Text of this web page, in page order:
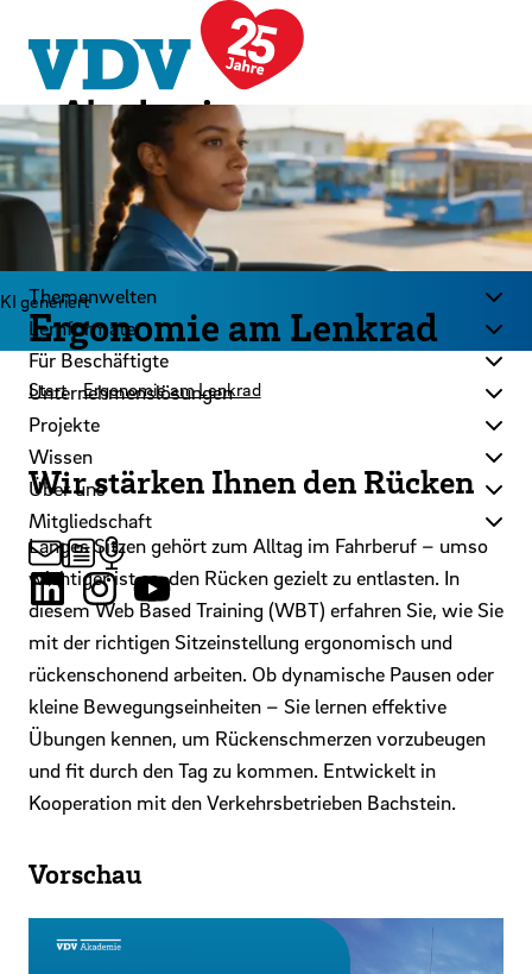
Zum Hauptinhalt der Seite springen
Zur Startseite navigieren
Themenwelten
Lernformate
Für Beschäftigte
Unternehmenslösungen
Projekte
Wissen
Über uns
Mitgliedschaft
KI generiert
Ergonomie am Lenkrad
Start Ergonomie am Lenkrad
Wir stärken Ihnen den Rücken
Langes Sitzen gehört zum Alltag im Fahrberuf – umso
wichtiger ist es, den Rücken gezielt zu entlasten. In
diesem Web Based Training (WBT) erfahren Sie, wie Sie
mit der richtigen Sitzeinstellung ergonomisch und
rückenschonend arbeiten. Ob dynamische Pausen oder
kleine Bewegungseinheiten – Sie lernen effektive
Übungen kennen, um Rückenschmerzen vorzubeugen
und fit durch den Tag zu kommen. Entwickelt in
Kooperation mit den Verkehrsbetrieben Bachstein.
Vorschau